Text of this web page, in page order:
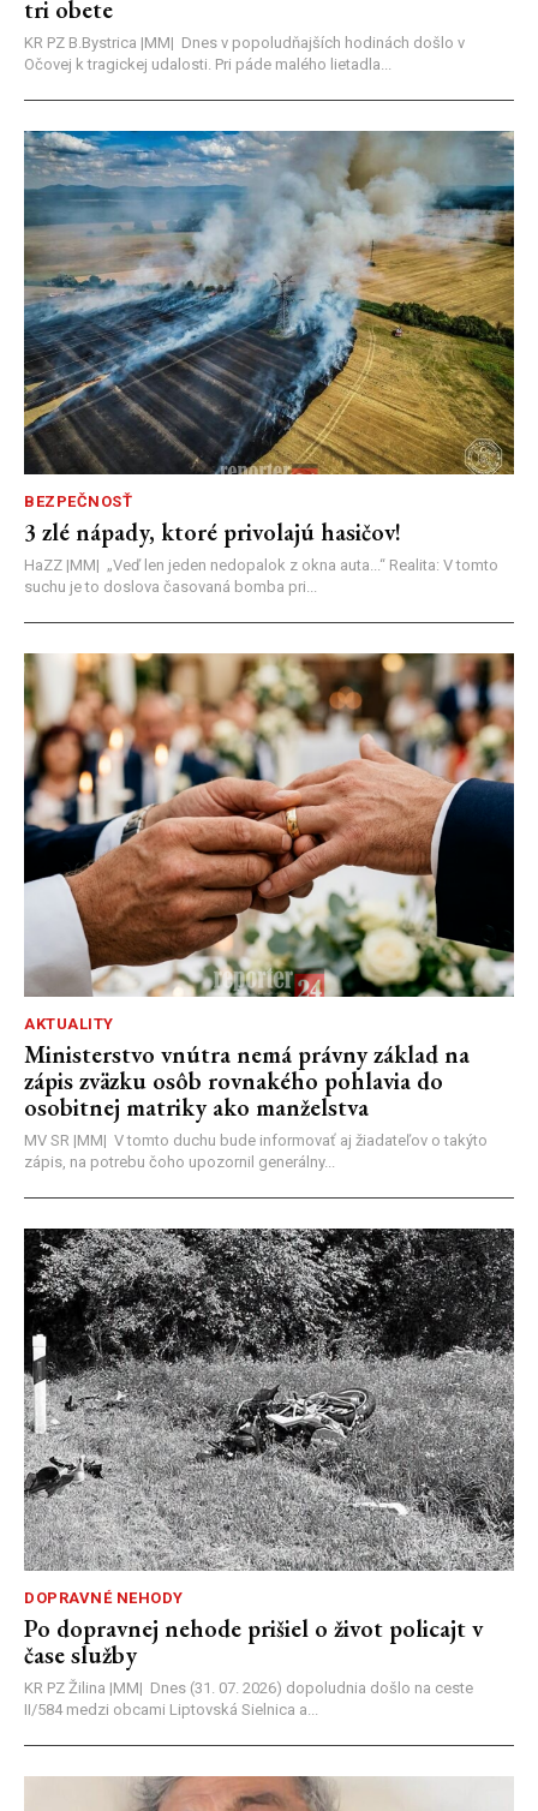
tri obete
KR PZ B.Bystrica |MM| Dnes v popoludňajších hodinách došlo v
Očovej k tragickej udalosti. Pri páde malého lietadla...
BEZPEČNOSŤ
3 zlé nápady, ktoré privolajú hasičov!
HaZZ |MM| ​„Veď len jeden nedopalok z okna auta...“ ​Realita: V tomto
suchu je to doslova časovaná bomba pri...
AKTUALITY
Ministerstvo vnútra nemá právny základ na
zápis zväzku osôb rovnakého pohlavia do
osobitnej matriky ako manželstva
MV SR |MM| V tomto duchu bude informovať aj žiadateľov o takýto
zápis, na potrebu čoho upozornil generálny...
DOPRAVNÉ NEHODY
Po dopravnej nehode prišiel o život policajt v
čase služby
KR PZ Žilina |MM| Dnes (31. 07. 2026) dopoludnia došlo na ceste
II/584 medzi obcami Liptovská Sielnica a...